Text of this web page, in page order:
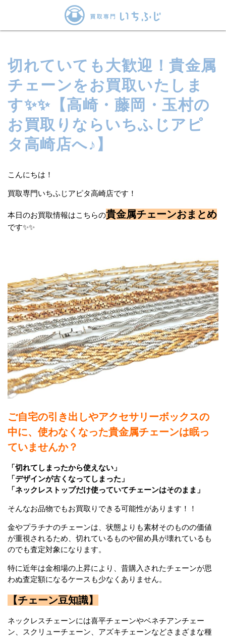
切れていても大歓迎！貴金属
チェーンをお買取いたしま
す✨✨【高崎・藤岡・玉村の
お買取りならいちふじアピ
タ高崎店へ♪】
こんにちは！
買取専門いちふじアピタ高崎店です！
本日のお買取情報はこちらの貴金属チェーンおまとめ
です✨✨
ご自宅の引き出しやアクセサリーボックスの
中に、使わなくなった貴金属チェーンは眠っ
ていませんか？
「切れてしまったから使えない」
「デザインが古くなってしまった」
「ネックレストップだけ使っていてチェーンはそのまま」
そんなお品物でもお買取りできる可能性があります！！
金やプラチナのチェーンは、状態よりも素材そのものの価値
が重視されるため、切れているものや留め具が壊れているも
のでも査定対象になります。
特に近年は金相場の上昇により、昔購入されたチェーンが思
わぬ査定額になるケースも少なくありません。
【チェーン豆知識】
ネックレスチェーンには喜平チェーンやベネチアンチェー
ン、スクリューチェーン、アズキチェーンなどさまざまな種